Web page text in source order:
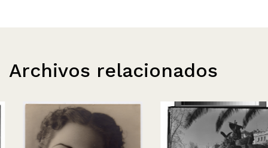
Archivos relacionados